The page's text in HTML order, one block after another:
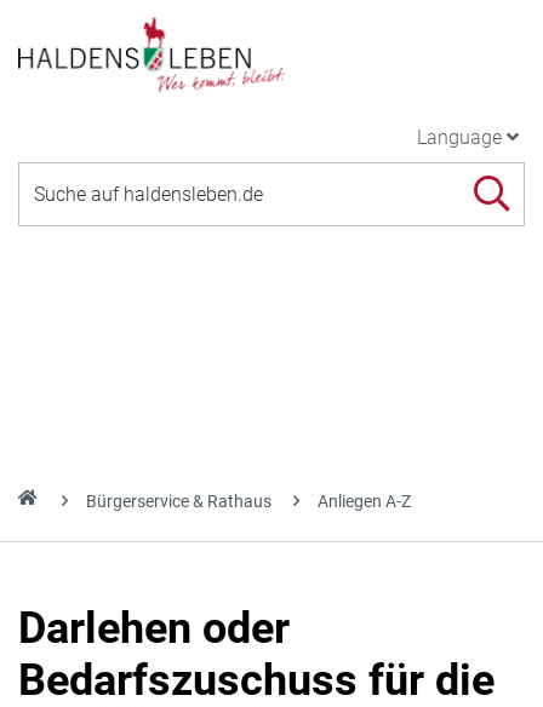
Language
Bürgerservice & Rathaus Anliegen A-Z
Darlehen oder
Bedarfszuschuss für die